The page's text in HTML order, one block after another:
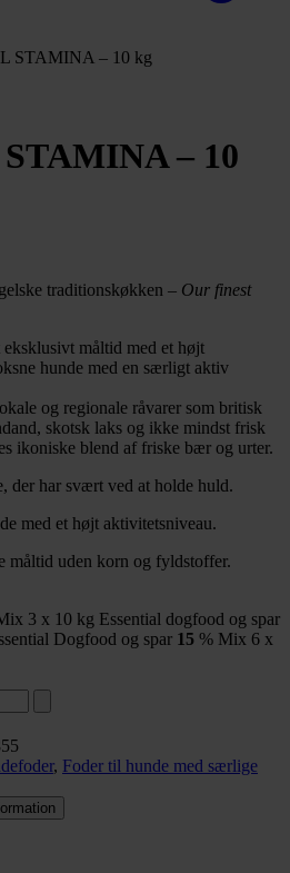
STAMINA – 10 kg
– 10
traditionskøkken – Our finest
eksklusivt måltid med et højt
hunde med en særligt aktiv
og regionale råvarer som britisk
skotsk laks og ikke mindst frisk
ikoniske blend af friske bær og urter.
der har svært ved at holde huld.
med et højt aktivitetsniveau.
måltid uden korn og fyldstoffer.
3 x 10 kg Essential dogfood og spar
Dogfood og spar 15 % Mix 6 x
, Foder til hunde med særlige